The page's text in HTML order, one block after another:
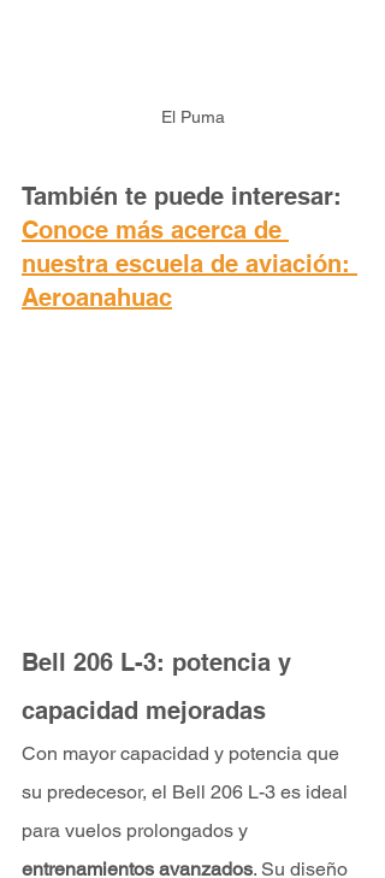
El Puma
También te puede interesar:
Conoce más acerca de
nuestra escuela de aviación:
Aeroanahuac
Bell 206 L-3: potencia y
capacidad mejoradas
Con mayor capacidad y potencia que
su predecesor, el Bell 206 L-3 es ideal
para vuelos prolongados y
entrenamientos avanzados. Su diseño